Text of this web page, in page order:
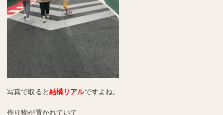
写真で取ると結構リアルですよね。
作り物が置かれていて